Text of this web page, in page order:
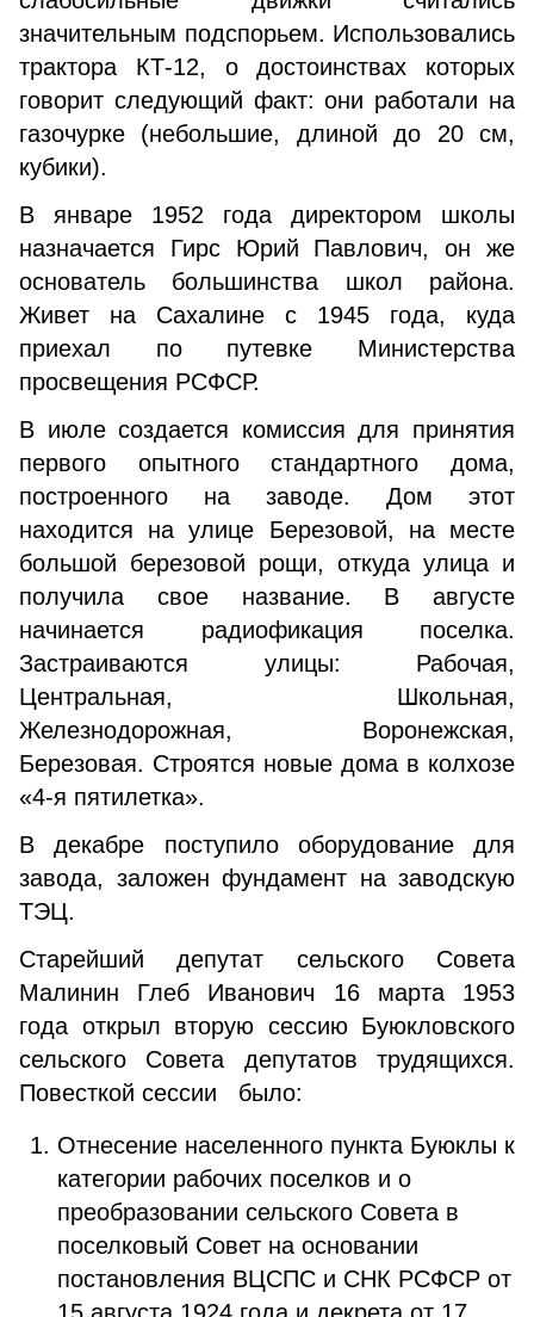
значительным подспорьем. Использовались
трактора КТ-12, о достоинствах которых
говорит следующий факт: они работали на
газочурке (небольшие, длиной до 20 см,
кубики).
В январе 1952 года директором школы
назначается Гирс Юрий Павлович, он же
основатель большинства школ района.
Живет на Сахалине с 1945 года, куда
приехал по путевке Министерства
просвещения РСФСР.
В июле создается комиссия для принятия
первого опытного стандартного дома,
построенного на заводе. Дом этот
находится на улице Березовой, на месте
большой березовой рощи, откуда улица и
получила свое название. В августе
начинается радиофикация поселка.
Застраиваются улицы: Рабочая,
Центральная, Школьная,
Железнодорожная, Воронежская,
Березовая. Строятся новые дома в колхозе
«4-я пятилетка».
В декабре поступило оборудование для
завода, заложен фундамент на заводскую
ТЭЦ.
Старейший депутат сельского Совета
Малинин Глеб Иванович 16 марта 1953
года открыл вторую сессию Буюкловского
сельского Совета депутатов трудящихся.
Повесткой сессии было:
Отнесение населенного пункта Буюклы к
категории рабочих поселков и о
преобразовании сельского Совета в
поселковый Совет на основании
постановления ВЦСПС и СНК РСФСР от